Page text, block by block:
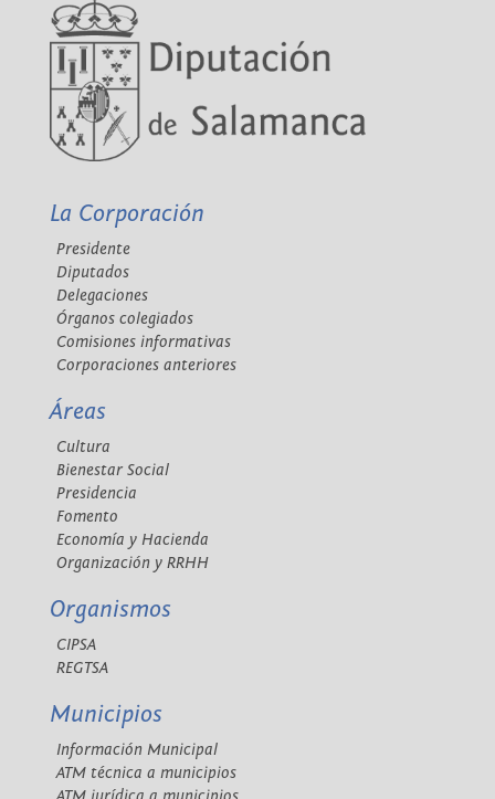
La Corporación
Presidente
Diputados
Delegaciones
Órganos colegiados
Comisiones informativas
Corporaciones anteriores
Áreas
Cultura
Bienestar Social
Presidencia
Fomento
Economía y Hacienda
Organización y RRHH
Organismos
CIPSA
REGTSA
Municipios
Información Municipal
ATM técnica a municipios